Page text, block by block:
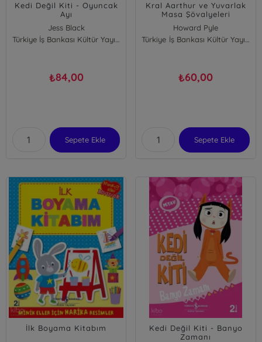
Kedi Değil Kiti - Oyuncak
Ayı
Jess Black
Türkiye İş Bankası Kültür Yayınları
₺84,00
Sepete Ekle
Kral Aarthur ve Yuvarlak
Masa Şövalyeleri
(Kısaltılmış Metin)
Howard Pyle
Türkiye İş Bankası Kültür Yayınları
₺60,00
Sepete Ekle
İlk Boyama Kitabım
Kedi Değil Kiti - Banyo
Zamanı